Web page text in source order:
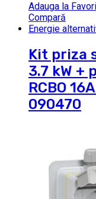
Adauga la
Compară
Energie
Kit priza
3.7 kW
RCBO
090470